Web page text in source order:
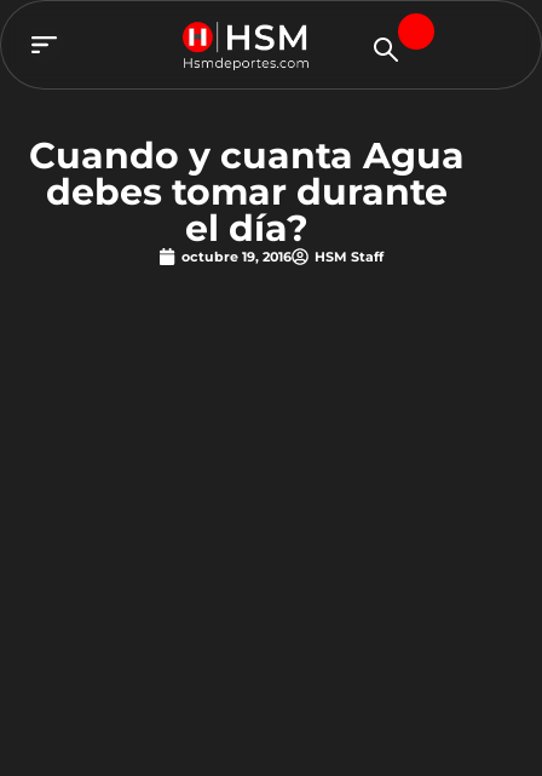
Cuando y cuanta Agua
debes tomar durante
el día?
octubre 19, 2016 HSM Staff